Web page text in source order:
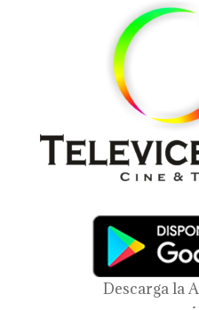
Descarga la